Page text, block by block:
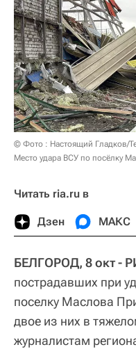
© Фото : Настоящий Гладков/
Место удара ВСУ по посёлку
Читать ria.ru в
Дзен МАКС
БЕЛГОРОД, 8 окт -
пострадавших при
поселку Маслова
двое из них в
журналистам